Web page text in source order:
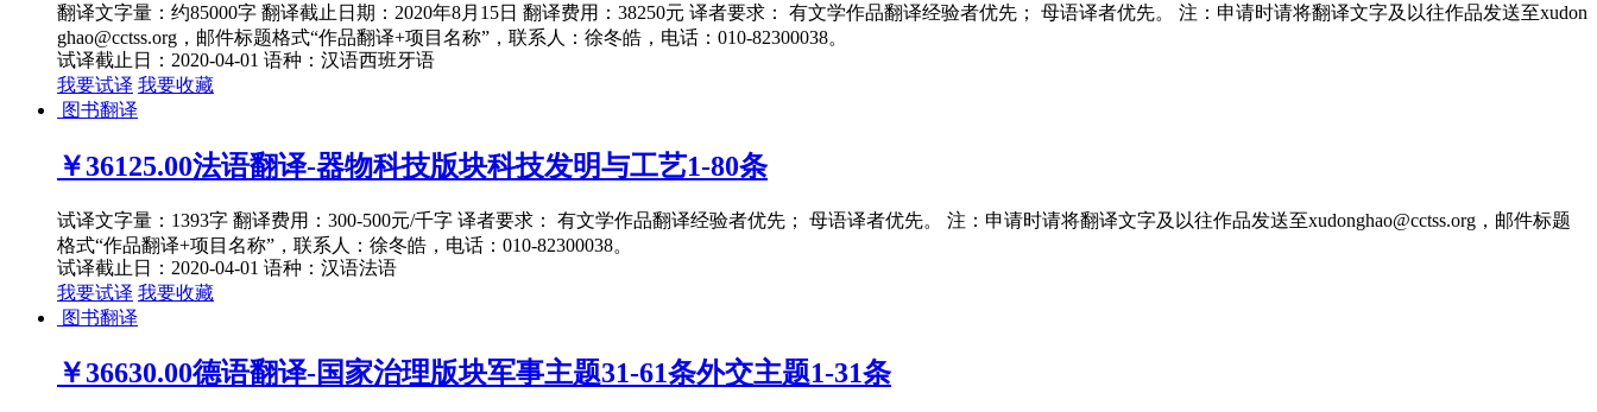
翻译文字量：约85000字 翻译截止日期：2020年8月15日 翻译费用：38250元 译者要求： 有文学作品翻译经验者优先； 母语译者优先。 注：申请时请将翻译文字及以往作品发送至xudon
ghao@cctss.org，邮件标题格式“作品翻译+项目名称”，联系人：徐冬皓，电话：010-82300038。
试译截止日：2020-04-01 语种：汉语西班牙语
我要试译 我要收藏
图书翻译
￥36125.00法语翻译-器物科技版块科技发明与工艺1-80条
试译文字量：1393字 翻译费用：300-500元/千字 译者要求： 有文学作品翻译经验者优先； 母语译者优先。 注：申请时请将翻译文字及以往作品发送至xudonghao@cctss.org，邮件标题
格式“作品翻译+项目名称”，联系人：徐冬皓，电话：010-82300038。
试译截止日：2020-04-01 语种：汉语法语
我要试译 我要收藏
图书翻译
￥36630.00德语翻译-国家治理版块军事主题31-61条外交主题1-31条